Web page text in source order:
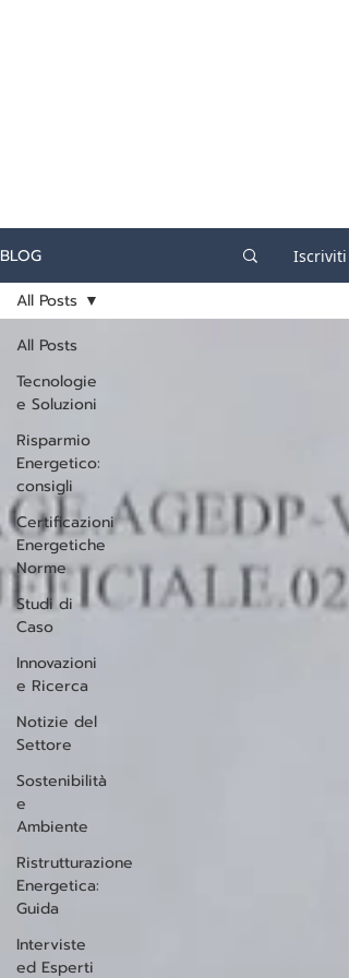
BLOG Iscriviti
All Posts
Tecnologie
e Soluzioni
Risparmio
Energetico:
consigli
Certificazioni
Energetiche
Norme
Studi di
Caso
Innovazioni
e Ricerca
Notizie del
Settore
Sostenibilità
e
Ambiente
Ristrutturazione
Energetica:
Guida
Interviste
ed Esperti
All Posts